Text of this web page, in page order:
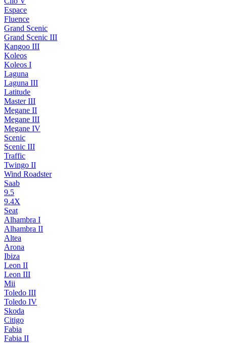
Espace
Fluence
Grand Scenic
Grand Scenic III
Kangoo III
Koleos
Koleos I
Laguna
Laguna III
Latitude
Master III
Megane II
Megane III
Megane IV
Scenic
Scenic III
Traffic
Twingo II
Wind Roadster
Saab
9.5
9.4X
Seat
Alhambra I
Alhambra II
Altea
Arona
Ibiza
Leon II
Leon III
Mii
Toledo III
Toledo IV
Skoda
Citigo
Fabia
Fabia II